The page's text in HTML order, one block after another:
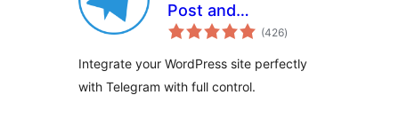
Post and
Notifications)(426টা
মুঠ)
Integrate your WordPress site perfectly
with Telegram with full control.